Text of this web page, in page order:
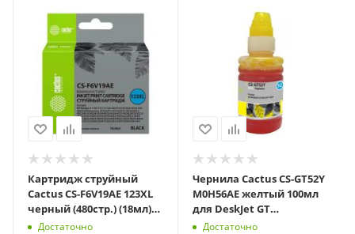
Картридж струйный
Cactus CS-F6V19AE 123XL
черный (480стр.) (18мл)
для HP DeskJet
Достаточно
Чернила Cactus CS-GT52Y
M0H56AE желтый 100мл
для DeskJet GT
5810/5820/5812/5822
Достаточно